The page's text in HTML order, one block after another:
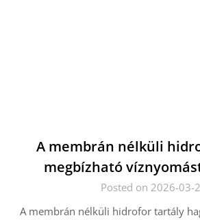
A membrán nélküli
megbízható
Posted on 2026-03-
A membrán nélküli hidrofor tartály